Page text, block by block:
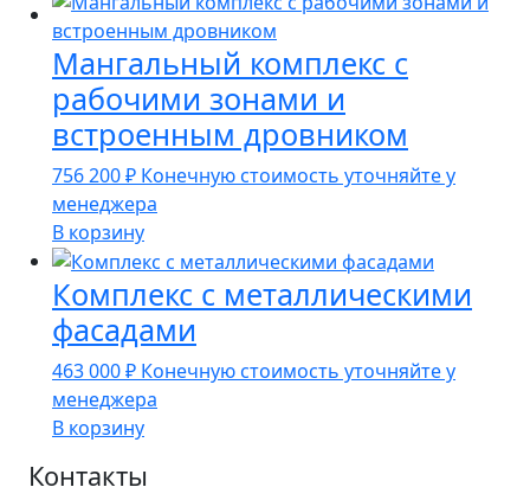
Мангальный комплекс с
рабочими зонами и
встроенным дровником
756 200₽ Конечную стоимость уточняйте у
менеджера
В корзину
Комплекс с металлическими
фасадами
463 000₽ Конечную стоимость уточняйте у
менеджера
В корзину
Контакты